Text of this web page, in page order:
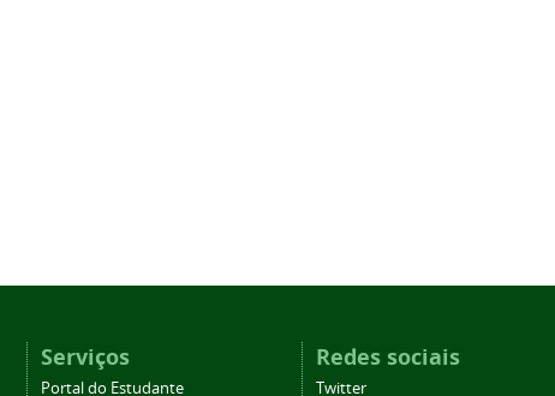
Serviços
Portal do Estudante
Redes sociais
Twitter